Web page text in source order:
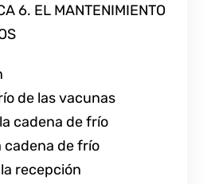
6. EL MANTENIMIENTO
de las vacunas
cadena de frío
cadena de frío
recepción